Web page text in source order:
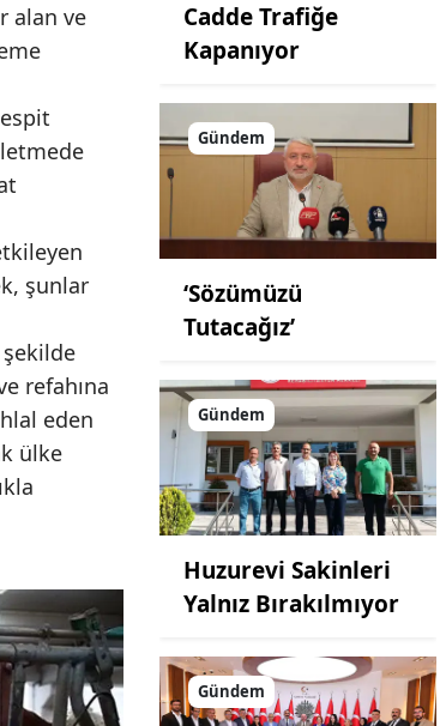
alan ve
şunlar
şekilde
refahına
eden
ülke
Cadde Trafiğe
Kapanıyor
Gündem
‘Sözümüzü
Tutacağız’
Gündem
Huzurevi Sakinleri
Yalnız Bırakılmıyor
Gündem